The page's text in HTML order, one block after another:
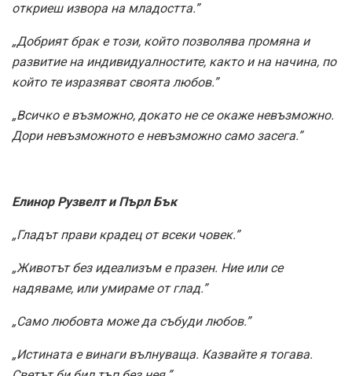
откриеш извора на младостта.”
„Добрият брак е този, който позволява промяна и
развитие на индивидуалностите, както и на начина, по
който те изразяват своята любов.”
„Всичко е възможно, докато не се окаже невъзможно.
Дори невъзможното е невъзможно само засега.”
Елинор Рузвелт и Пърл Бък
„Гладът прави крадец от всеки човек.”
„Животът без идеализъм е празен. Ние или се
надяваме, или умираме от глад.”
„Само любовта може да събуди любов.”
„Истината е винаги вълнуваща. Казвайте я тогава.